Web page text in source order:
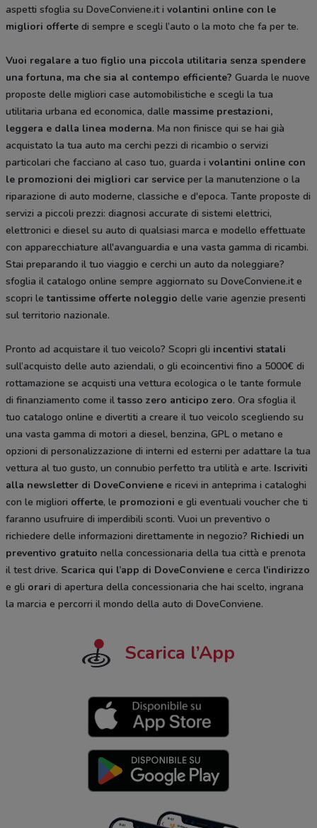
aspetti sfoglia su DoveConviene.it i volantini online con le
migliori offerte di sempre e scegli l’auto o la moto che fa per te.
Vuoi regalare a tuo figlio una piccola utilitaria senza spendere
una fortuna, ma che sia al contempo efficiente? Guarda le nuove
proposte delle migliori case automobilistiche e scegli la tua
utilitaria urbana ed economica, dalle massime prestazioni,
leggera e dalla linea moderna. Ma non finisce qui se hai già
acquistato la tua auto ma cerchi pezzi di ricambio o servizi
particolari che facciano al caso tuo, guarda i volantini online con
le promozioni dei migliori car service per la manutenzione o la
riparazione di auto moderne, classiche e d'epoca. Tante proposte di
servizi a piccoli prezzi: diagnosi accurate di sistemi elettrici,
elettronici e diesel su auto di qualsiasi marca e modello effettuate
con apparecchiature all'avanguardia e una vasta gamma di ricambi.
Stai preparando il tuo viaggio e cerchi un auto da noleggiare?
sfoglia il catalogo online sempre aggiornato su DoveConviene.it e
scopri le tantissime offerte noleggio delle varie agenzie presenti
sul territorio nazionale.
Pronto ad acquistare il tuo veicolo? Scopri gli incentivi statali
sull’acquisto delle auto aziendali, o gli ecoincentivi fino a 5000€ di
rottamazione se acquisti una vettura ecologica o le tante formule
di finanziamento come iltasso zero anticipo zero. Ora sfoglia il
tuo catalogo online e divertiti a creare il tuo veicolo scegliendo su
una vasta gamma di motori a diesel, benzina, GPL o metano e
opzioni di personalizzazione di interni ed esterni per adattare la tua
vettura al tuo gusto, un connubio perfetto tra utilità e arte. Iscriviti
alla newsletter di DoveConviene e ricevi in anteprima i cataloghi
con le migliori offerte, le promozioni e gli eventuali voucher che ti
faranno usufruire di imperdibili sconti. Vuoi un preventivo o
richiedere delle informazioni direttamente in negozio? Richiedi un
preventivo gratuito nella concessionaria della tua città e prenota
il test drive. Scarica qui l’app di DoveConviene e cerca l'indirizzo
e gli orari di apertura della concessionaria che hai scelto, ingrana
la marcia e percorri il mondo della auto di DoveConviene.
Scarica l’App